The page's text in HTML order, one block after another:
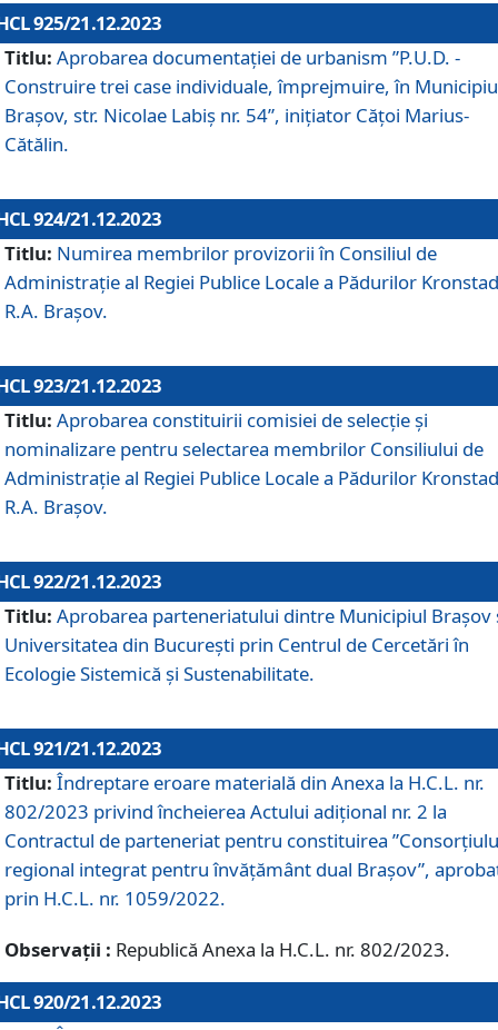
925/21.12.2023
Titlu: Aprobarea documentaţiei de urbanism ”P.U.D. -
Construire trei case individuale, împrejmuire, în
Brașov, str. Nicolae Labiș nr. 54”, inițiator Cățoi Marius-
Cătălin.
924/21.12.2023
Titlu: Numirea membrilor provizorii în Consiliul de
Administraţie al Regiei Publice Locale a Pădurilor
R.A. Brașov.
923/21.12.2023
Titlu: Aprobarea constituirii comisiei de selecție și
nominalizare pentru selectarea membrilor Consiliului de
Administrație al Regiei Publice Locale a Pădurilor
R.A. Brașov.
922/21.12.2023
Titlu: Aprobarea parteneriatului dintre Municipiul Brașov
Universitatea din București prin Centrul de Cercetări în
Ecologie Sistemică și Sustenabilitate.
921/21.12.2023
Titlu: Îndreptare eroare materială din Anexa la H.C.L. nr.
802/2023 privind încheierea Actului adițional nr. 2 la
Contractul de parteneriat pentru constituirea
regional integrat pentru învățământ dual Brașov”,
prin H.C.L. nr. 1059/2022.
Observații : Republică Anexa la H.C.L. nr. 802/2023.
920/21.12.2023